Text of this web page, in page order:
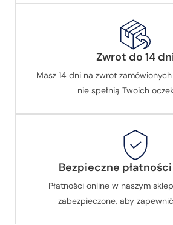
Zwrot do 14
Masz 14 dni na zwrot
nie spełnią Twoich
Bezpieczne
Płatności online w naszym
zabezpieczone, aby